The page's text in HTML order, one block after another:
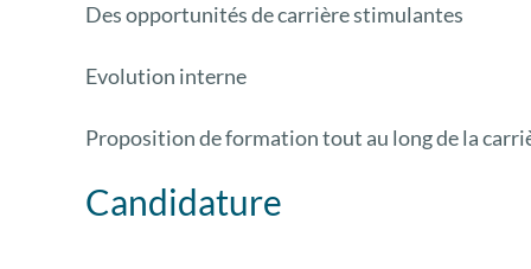
Des opportunités de carrière stimulantes
Evolution interne
Proposition de formation tout au long de la
Candidature